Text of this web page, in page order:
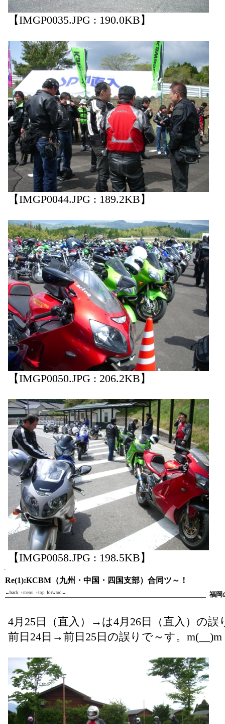
【IMGP0035.JPG : 190.0KB】
【IMGP0044.JPG : 189.2KB】
【IMGP0050.JPG : 206.2KB】
【IMGP0058.JPG : 198.5KB】
Re(1):KCBM（九州・中国・四国支部）合同ツ～！
←back ↑menu ↑top forward→ 福岡
4月25日（直入）→は4月26日（直入）の誤
前日24日→前日25日の誤りで～す。m(__)m